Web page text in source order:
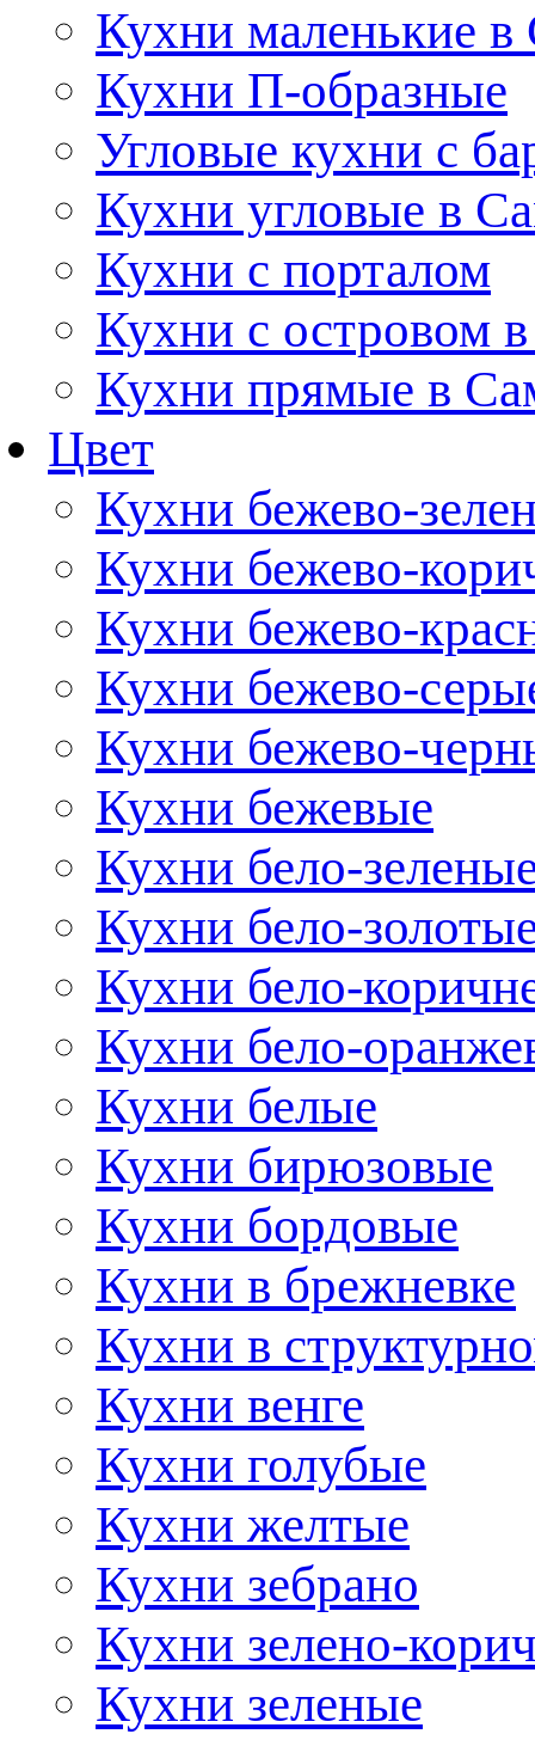
Кухни маленькие в
Кухни П-образные
Угловые кухни с
Кухни угловые в
Кухни с порталом
Кухни с островом
Кухни прямые в
Цвет
Кухни бежево-
Кухни бежево-
Кухни бежево-
Кухни бежево-
Кухни бежево-
Кухни бежевые
Кухни бело-
Кухни бело-
Кухни бело-
Кухни бело-
Кухни белые
Кухни бирюзовые
Кухни бордовые
Кухни в брежневке
Кухни в
Кухни венге
Кухни голубые
Кухни желтые
Кухни зебрано
Кухни зелено-
Кухни зеленые